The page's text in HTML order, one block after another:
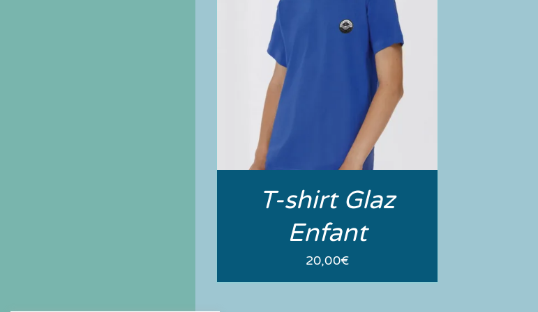
T-shirt Glaz
Enfant
20,00€